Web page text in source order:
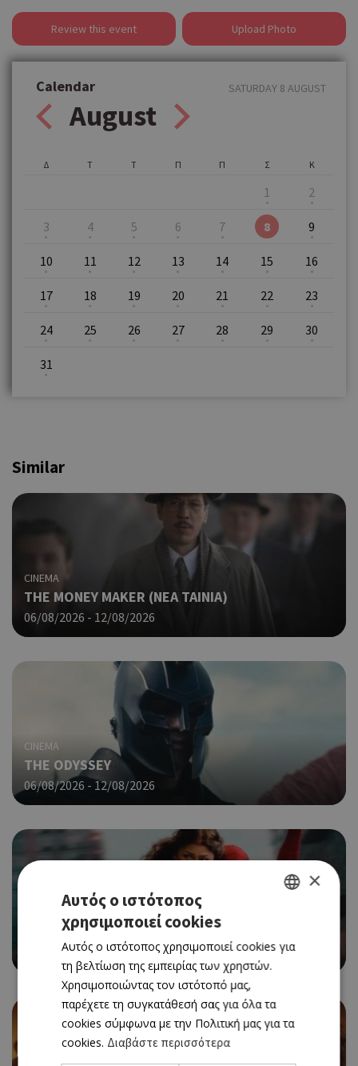
Review this event Upload Photo
Calendar
August
SATURDAY 8 AUGUST
Δ Τ Τ Π Π Σ
1
Κ
2
3 4 5 6 7 8 9
10 11 12 13 14 15 16
17 18 19 20 21 22 23
24 25 26 27 28 29 30
31
Similar
CINEMA
THE MONEY MAKER (ΝΕΑ ΤΑΙΝΙΑ)
06/08/2026 - 12/08/2026
CINEMA
THE ODYSSEY
06/08/2026 - 12/08/2026
SPIDER-MAN: BRAND NEW DAY
06/08/2026 - 12/08/2026
ENGLISH
×
Αυτός ο ιστότοπος
χρησιμοποιεί cookies
Αυτός ο ιστότοπος χρησιμοποιεί cookies για
τη βελτίωση της εμπειρίας των χρηστών.
Χρησιμοποιώντας τον ιστότοπό μας,
παρέχετε τη συγκατάθεσή σας για όλα τα
cookies σύμφωνα με την Πολιτική μας για τα
cookies. Διαβάστε περισσότερα